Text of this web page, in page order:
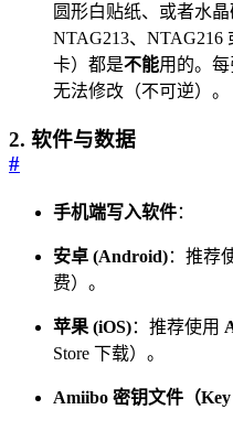
圆形白贴纸、或者水晶
NTAG213、NTAG216
卡）都是不能用的。
无法修改（不可逆）。
2. 软件与数据
#
手机端写入软件：
安卓 (Android)：推荐
费）。
苹果 (iOS)：推荐使用
Store 下载）。
Amiibo 密钥文件（Key